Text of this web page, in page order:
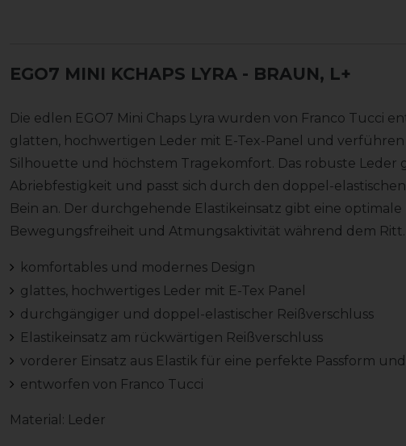
EGO7 MINI KCHAPS LYRA - BRAUN, L+
Die edlen EGO7 Mini Chaps Lyra wurden von Franco Tucci
glatten, hochwertigen Leder mit E-Tex-Panel und
Silhouette und höchstem Tragekomfort. Das robuste Leder
Abriebfestigkeit und passt sich durch den doppel-
Bein an. Der durchgehende Elastikeinsatz gibt eine optimale
Bewegungsfreiheit und Atmungsaktivität während dem Ritt.
komfortables und modernes Design
glattes, hochwertiges Leder mit E-Tex Panel
durchgängiger und doppel-elastischer Reißverschluss
Elastikeinsatz am rückwärtigen Reißverschluss
vorderer Einsatz aus Elastik für eine perfekte Passform
entworfen von Franco Tucci
Material: Leder